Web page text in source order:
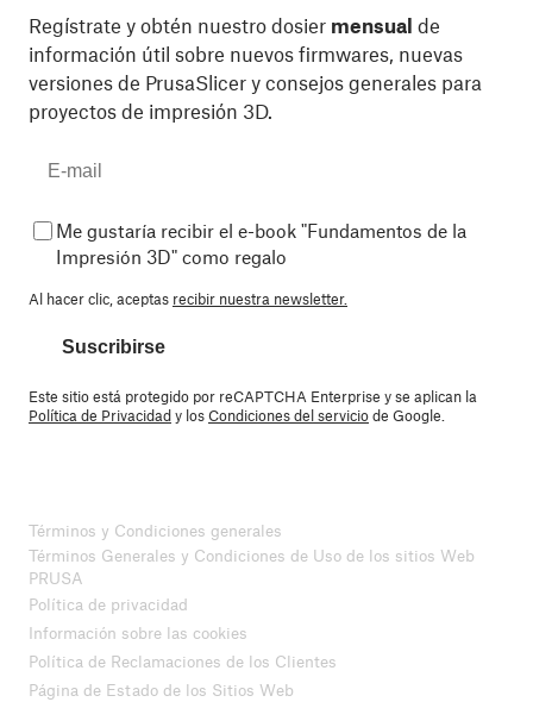
Regístrate y obtén nuestro dosier mensual de
información útil sobre nuevos firmwares, nuevas
versiones de PrusaSlicer y consejos generales para
proyectos de impresión 3D.
Me gustaría recibir el e-book "Fundamentos de la
Impresión 3D" como regalo
Al hacer clic, aceptas recibir nuestra newsletter.
Suscribirse
Este sitio está protegido por reCAPTCHA Enterprise y se aplican la
Política de Privacidady losCondiciones del serviciode Google.
Términos y Condiciones generales
Términos Generales y Condiciones de Uso de los sitios Web
PRUSA
Política de privacidad
Información sobre las cookies
Política de Reclamaciones de los Clientes
Página de Estado de los Sitios Web